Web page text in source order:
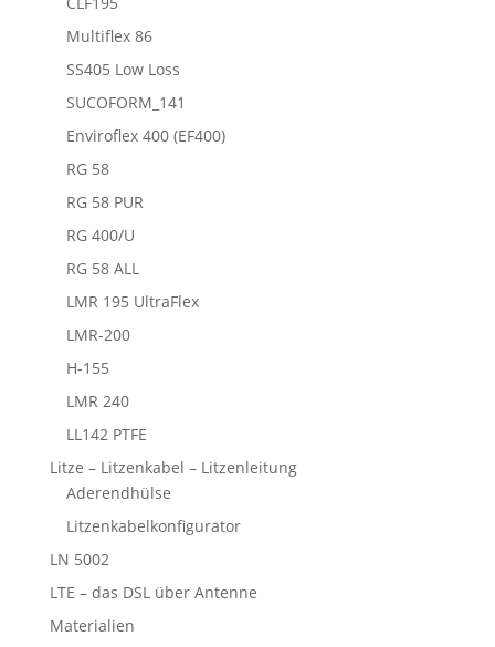
Multiflex 86
SS405 Low Loss
SUCOFORM_141
Enviroflex 400 (EF400)
RG 58
RG 58 PUR
RG 400/U
RG 58 ALL
LMR 195 UltraFlex
LMR-200
H-155
LMR 240
LL142 PTFE
Litze – Litzenkabel – Litzenleitung
Aderendhülse
Litzenkabelkonfigurator
LN 5002
LTE – das DSL über Antenne
Materialien